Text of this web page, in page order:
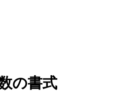
の書式